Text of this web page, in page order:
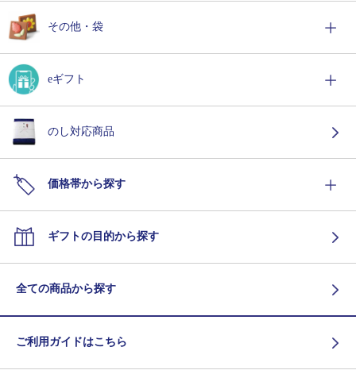
その他・袋
eギフト
のし対応商品
価格帯から探す
ギフトの目的から探す
全ての商品から探す
ご利用ガイドはこちら